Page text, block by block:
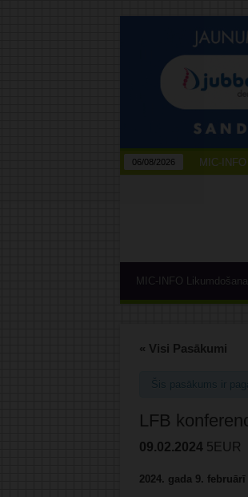
06/08/2026 MIC-
MIC-INFO Likumdošana
« Visi Pasākumi
Šis pasākums ir
LFB
09.02.2024 5EUR
2024. gada 9.